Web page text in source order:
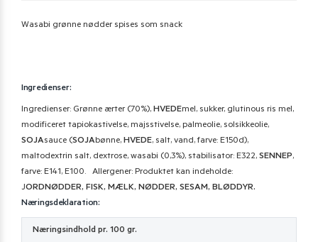
Wasabi grønne nødder spises som snack
Ingredienser:
Ingredienser: Grønne ærter (70%), HVEDEmel, sukker, glutinous ris mel,
modificeret tapiokastivelse, majsstivelse, palmeolie, solsikkeolie,
SOJAsauce (SOJAbønne, HVEDE, salt, vand, farve: E150d),
maltodextrin salt, dextrose, wasabi (0,3%), stabilisator: E322, SENNEP,
farve: E141, E100. Allergener: Produktet kan indeholde:
JORDNØDDER, FISK, MÆLK, NØDDER, SESAM, BLØDDYR.
Næringsdeklaration:
Næringsindhold pr. 100 gr.